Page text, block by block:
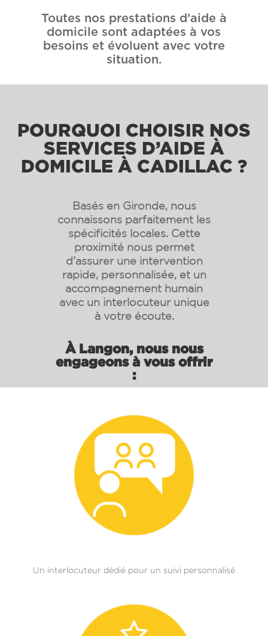
Toutes nos prestations d’aide à
domicile sont adaptées à vos
besoins et évoluent avec votre
situation.
POURQUOI CHOISIR NOS
SERVICES D’AIDE À
DOMICILE À CADILLAC ?
Basés en Gironde, nous
connaissons parfaitement les
spécificités locales. Cette
proximité nous permet
d’assurer une intervention
rapide, personnalisée, et un
accompagnement humain
avec un interlocuteur unique
à votre écoute.
À Langon, nous nous
engageons à vous offrir
:
Un interlocuteur dédié pour un suivi personnalisé